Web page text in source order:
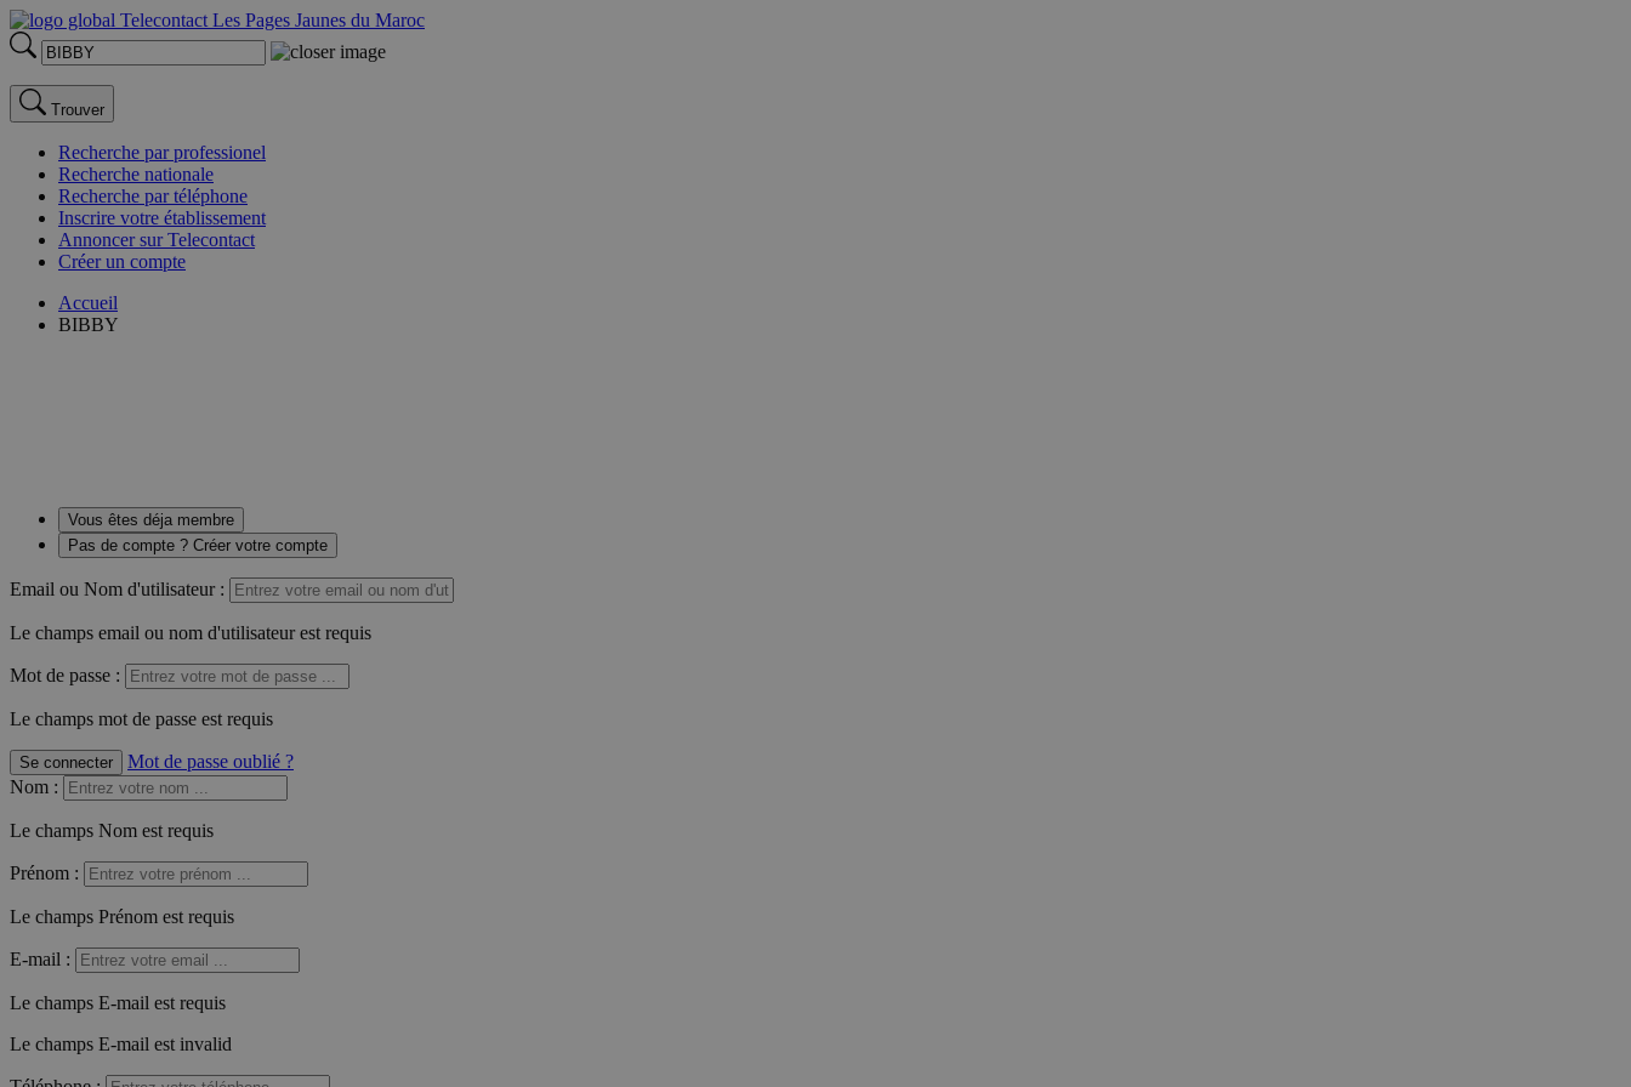
Trouver
Recherche par professionel
Recherche nationale
Recherche par téléphone
Inscrire votre établissement
Annoncer sur Telecontact
Créer un compte
Accueil
BIBBY
Vous êtes déja membre
Pas de compte ? Créer votre compte
Email ou Nom d'utilisateur :
Le champs email ou nom d'utilisateur est requis
Mot de passe :
Le champs mot de passe est requis
Se connecter
Mot de passe oublié ?
Nom :
Le champs Nom est requis
Prénom :
Le champs Prénom est requis
E-mail :
Le champs E-mail est requis
Le champs E-mail est invalid